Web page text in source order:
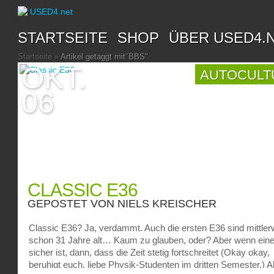
STARTSEITE SHOP ÜBER
Startseite » Artikel getaggt mit"BBS"
OKT.
06
CLASSIC E36
GEPOSTET VON NIELS KREISCHER
Classic E36? Ja, verdammt. Auch die ersten E36 sind
schon 31 Jahre alt… Kaum zu glauben, oder? Aber wenn
sicher ist, dann, dass die Zeit stetig fortschreitet (Okay okay,
beruhigt euch, liebe Physik-Studenten im dritten Semester.)